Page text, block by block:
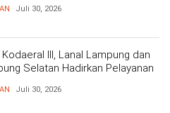
Juli 30, 2026
III, Lanal Lampung dan
Selatan Hadirkan Pelayanan
Juli 30, 2026